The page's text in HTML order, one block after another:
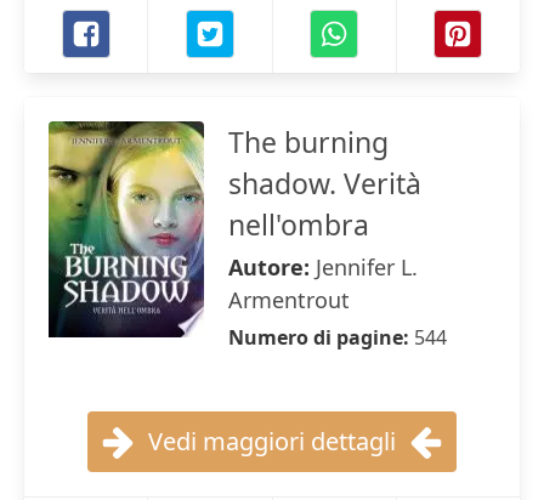
The burning
shadow. Verità
nell'ombra
Autore: Jennifer L.
Armentrout
Numero di pagine: 544
Vedi maggiori dettagli